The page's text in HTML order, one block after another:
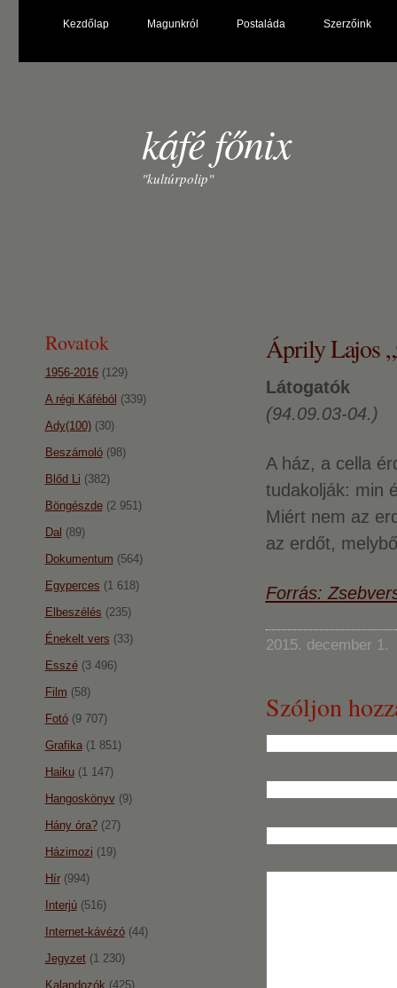
Kezdőlap Magunkról Postaláda Szerzőink
káfé főnix
"kultúrpolip"
Áprily Lajos
Látogatók
(94.09.03-04.)
A ház, a cella
tudakolják: min
Miért nem az
az erdőt,
Forrás:
2015. december 1.
Szóljon
Rovatok
1956-2016(129)
A régi Káféból (339)
Ady(100)(30)
Beszámoló(98)
Blőd Li (382)
Böngészde(2 951)
Dal (89)
Dokumentum (564)
Egyperces (1 618)
Elbeszélés (235)
Énekelt vers (33)
Esszé(3 496)
Film (58)
Fotó(9 707)
Grafika(1 851)
Haiku(1 147)
Hangoskönyv(9)
Hány óra?(27)
Házimozi (19)
Hír(994)
Interjú(516)
Internet-kávézó(44)
Jegyzet(1 230)
Kalandozók (425)